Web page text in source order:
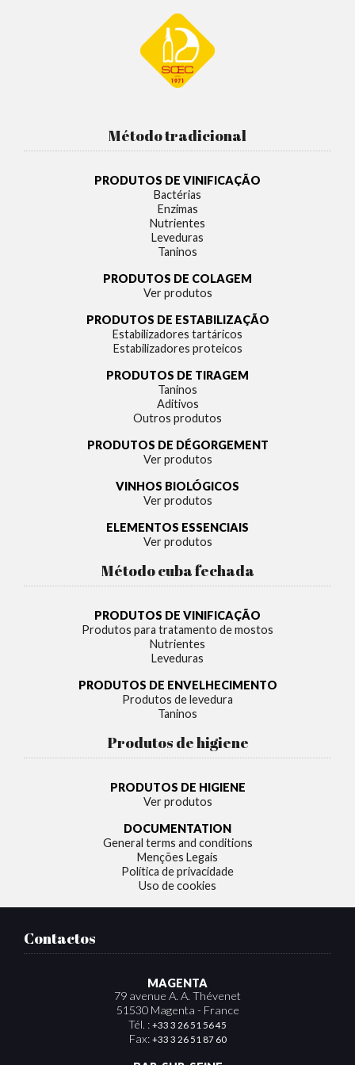
Método tradicional
PRODUTOS DE VINIFICAÇÃO
Bactérias
Enzimas
Nutrientes
Leveduras
Taninos
PRODUTOS DE COLAGEM
Ver produtos
PRODUTOS DE ESTABILIZAÇÃO
Estabilizadores tartáricos
Estabilizadores proteicos
PRODUTOS DE TIRAGEM
Taninos
Aditivos
Outros produtos
PRODUTOS DE DÉGORGEMENT
Ver produtos
VINHOS BIOLÓGICOS
Ver produtos
ELEMENTOS ESSENCIAIS
Ver produtos
Método cuba fechada
PRODUTOS DE VINIFICAÇÃO
Produtos para tratamento de mostos
Nutrientes
Leveduras
PRODUTOS DE ENVELHECIMENTO
Produtos de levedura
Taninos
Produtos de higiene
PRODUTOS DE HIGIENE
Ver produtos
DOCUMENTATION
General terms and conditions
Menções Legais
Política de privacidade
Uso de cookies
Contactos
MAGENTA
79 avenue A. A. Thévenet
51530 Magenta - France
Tél. : +33 3 26 51 56 45
Fax: +33 3 26 51 87 60